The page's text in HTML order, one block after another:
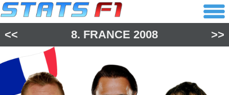
<< 8. FRANCE 2008 >>